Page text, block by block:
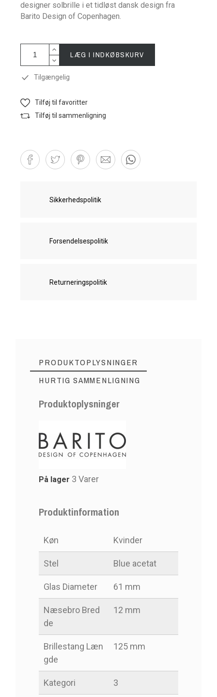
designer solbrille i et tidløst dansk design fra
Barito Design of Copenhagen.
LÆG I INDKØBSKURV
Tilgængelig
Tilføj til favoritter
Tilføj til sammenligning
Sikkerhedspolitik
Forsendelsespolitik
Returneringspolitik
PRODUKTOPLYSNINGER
HURTIG SAMMENLIGNING
Produktoplysninger
På lager 3 Varer
Produktinformation
Køn Kvinder
Stel Blue acetat
Glas Diameter 61 mm
Næsebro Bred
De
12 mm
Brillestang Læn
Gde
125 mm
Kategori 3